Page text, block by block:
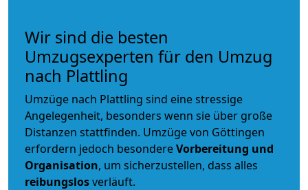
Wir sind die besten
Umzugsexperten für den Umzug
nach Plattling
Umzüge nach Plattling sind eine stressige
Angelegenheit, besonders wenn sie über große
Distanzen stattfinden. Umzüge von Göttingen
erfordern jedoch besondereVorbereitung und
Organisation, um sicherzustellen, dass alles
reibungslosverläuft.